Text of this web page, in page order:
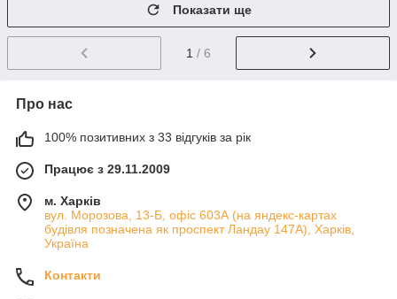
Показати ще
1 / 6
Про нас
100% позитивних з 33 відгуків за рік
Працює з 29.11.2009
м. Харків
вул. Морозова, 13-Б, офіс 603А (на яндекс-картах
будівля позначена як проспект Ландау 147А), Харків,
Україна
Контакти